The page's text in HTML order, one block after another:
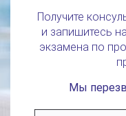
Получите
и запишитесь
экзамена по
Мы